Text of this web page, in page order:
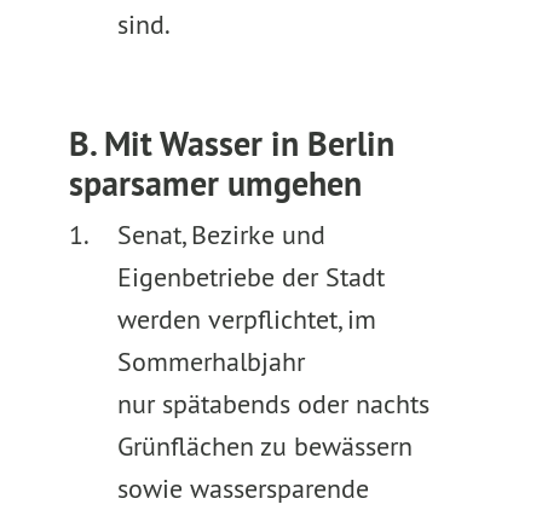
sind.
B. Mit Wasser in Berlin
sparsamer umgehen
Senat, Bezirke und
Eigenbetriebe der Stadt
werden verpflichtet, im
Sommerhalbjahr
nur spätabends oder nachts
Grünflächen zu bewässern
sowie wassersparende